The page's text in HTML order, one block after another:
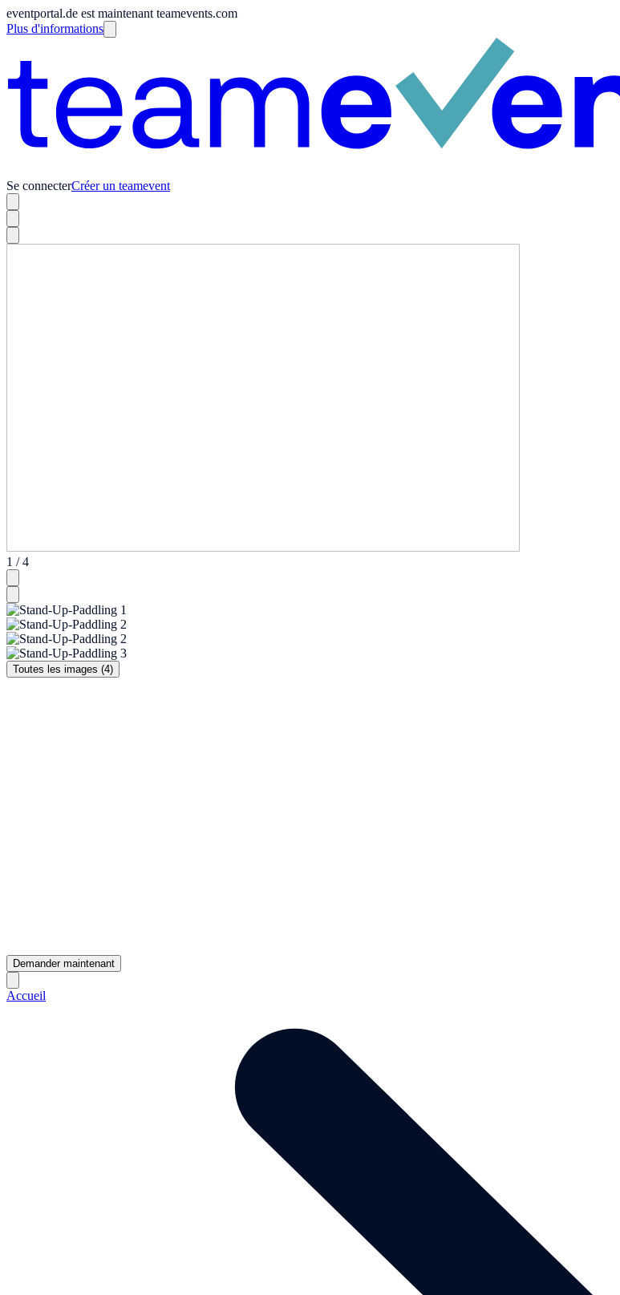
eventportal.de est maintenant teamevents.com
Plus d'informations
Se connecterCréer un teamevent
1 / 4
Toutes les images (4)
Demander maintenant
Accueil